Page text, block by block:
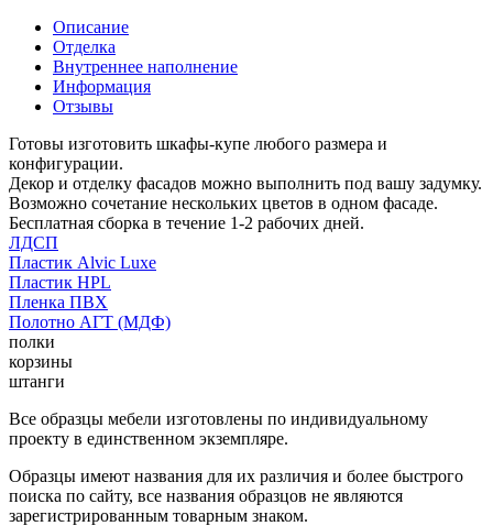
Описание
Отделка
Внутреннее наполнение
Информация
Отзывы
Готовы изготовить шкафы-купе любого размера и
конфигурации.
Декор и отделку фасадов можно выполнить под вашу задумку.
Возможно сочетание нескольких цветов в одном фасаде.
Бесплатная сборка в течение 1-2 рабочих дней.
ЛДСП
Пластик Alvic Luxe
Пластик HPL
Пленка ПВХ
Полотно АГТ (МДФ)
полки
корзины
штанги
Все образцы мебели изготовлены по индивидуальному
проекту в единственном экземпляре.
Образцы имеют названия для их различия и более быстрого
поиска по сайту, все названия образцов не являются
зарегистрированным товарным знаком.